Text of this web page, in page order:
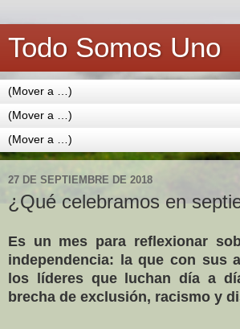
Todo Somos Uno
27 DE SEPTIEMBRE DE 2018
¿Qué celebramos en
Es un mes para reflexionar
independencia: la que con sus
los líderes que luchan día a
brecha de exclusión, racismo y